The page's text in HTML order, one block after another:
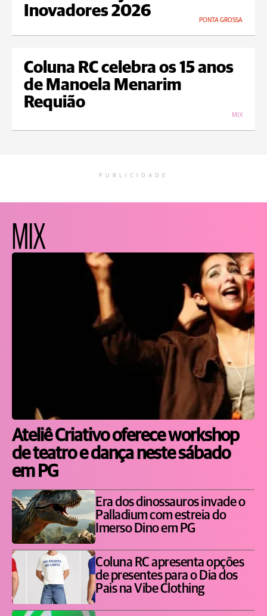
Inovadores 2026
PONTA GROSSA
Coluna RC celebra os 15 anos
de Manoela Menarim
Requião
MIX
PUBLICIDADE
MIX
Ateliê Criativo oferece workshop
de teatro e dança neste sábado
em PG
Era dos dinossauros invade o
Palladium com estreia do
Imerso Dino em PG
Coluna RC apresenta opções
de presentes para o Dia dos
Pais na Vibe Clothing